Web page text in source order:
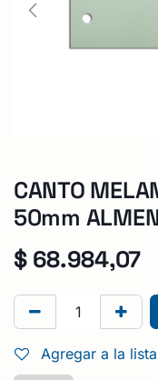
CANTO
50mm
$ 68.984,07
Agregar a la